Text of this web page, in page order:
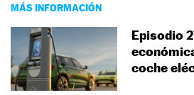
MÁS INFORMACIÓN
Episodio
coche